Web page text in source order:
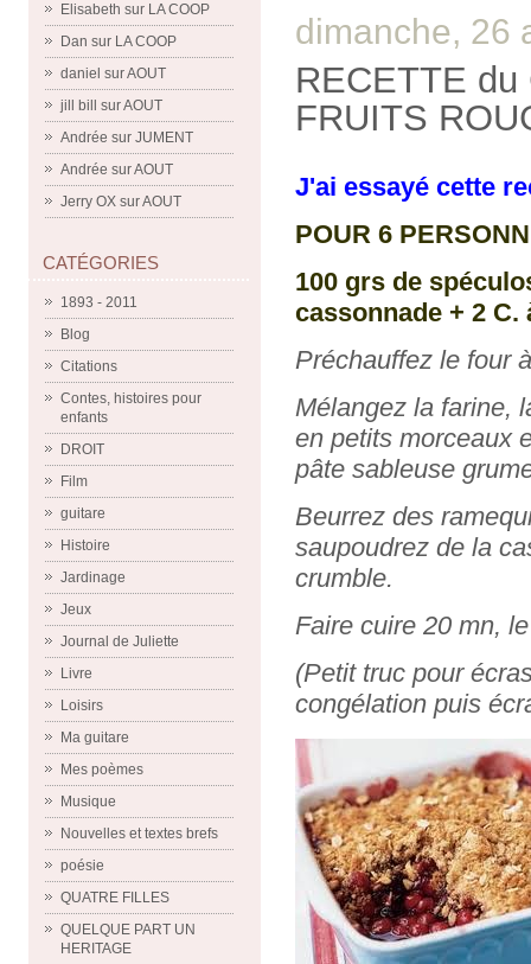
Elisabeth sur LA COOP
Dan sur LA COOP
daniel surAOUT
jill bill
surAOUT
Andrée sur JUMENT
Andrée surAOUT
Jerry OX surAOUT
CATÉGORIES
1893 - 2011
Blog
Citations
Contes, histoires pour
enfants
DROIT
Film
guitare
Histoire
Jardinage
Jeux
Journal de Juliette
Livre
Loisirs
Ma guitare
Mes poèmes
Musique
Nouvelles et textes brefs
poésie
QUATRE FILLES
QUELQUE PART UN
HERITAGE
dimanche, 26
RECETTE
FRUITS
J'ai essayé cette
POUR 6
100 grs de
cassonnade + 2
Préchauffez le four
Mélangez la farine,
en petits morceaux
pâte sableuse
Beurrez des
saupoudrez de la
crumble.
Faire cuire 20 mn,
(Petit truc pour
congélation puis